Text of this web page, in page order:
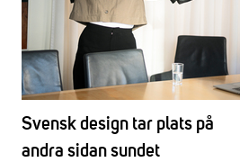
Svensk design tar plats på
andra sidan sundet